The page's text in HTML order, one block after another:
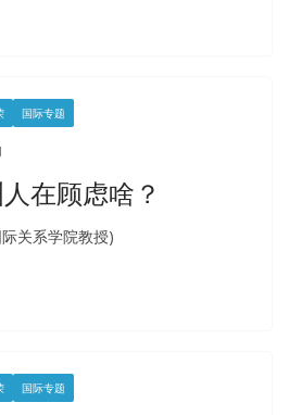
国际专题
在顾虑啥？
关系学院教授)
国际专题